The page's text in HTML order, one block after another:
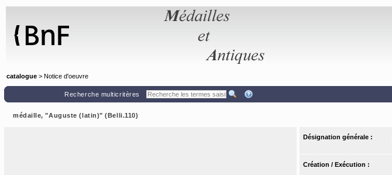
catalogue > Notice d'oeuvre
Recherche multicritères
médaille, "Auguste (latin)" (Belli.110)
Désignation générale :
Création / Exécution :